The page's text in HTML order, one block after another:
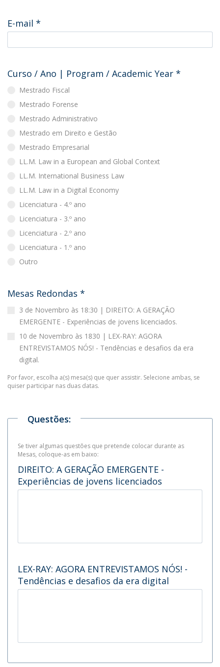
E-mail *
Curso / Ano | Program / Academic Year *
Mestrado Fiscal
Mestrado Forense
Mestrado Administrativo
Mestrado em Direito e Gestão
Mestrado Empresarial
LL.M. Law in a European and Global Context
LL.M. International Business Law
LL.M. Law in a Digital Economy
Licenciatura - 4.º ano
Licenciatura - 3.º ano
Licenciatura - 2.º ano
Licenciatura - 1.º ano
Outro
Mesas Redondas *
3 de Novembro às 18:30 | DIREITO: A GERAÇÃO
EMERGENTE - Experiências de jovens licenciados.
10 de Novembro às 1830 | LEX-RAY: AGORA
ENTREVISTAMOS NÓS! - Tendências e desafios da era
digital.
Por favor, escolha a(s) mesa(s) que quer assistir. Selecione ambas, se
quiser participar nas duas datas.
Questões:
Se tiver algumas questões que pretende colocar durante as
Mesas, coloque-as em baixo:
DIREITO: A GERAÇÃO EMERGENTE -
Experiências de jovens licenciados
LEX-RAY: AGORA ENTREVISTAMOS NÓS! -
Tendências e desafios da era digital